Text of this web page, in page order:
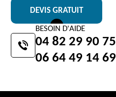
DEVIS GRATUIT
BESOIN D'AIDE
04 82 29 90 75
06 64 49 14 69